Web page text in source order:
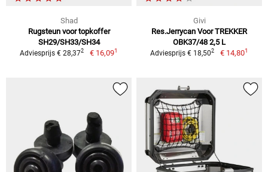
Shad
Rugsteun voor topkoffer
SH29/SH33/SH34
Adviesprijs € 28,372 € 16,091
Givi
Res.Jerrycan Voor TREKKER
OBK37/48 2,5 L
Adviesprijs € 18,502 € 14,801